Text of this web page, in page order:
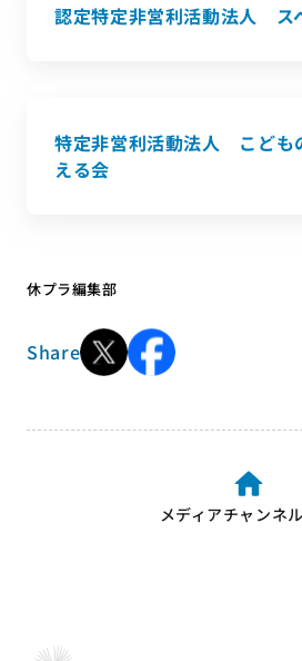
認定特定非営利活動法人 ス
特定非営利活動法人 こども
える会
休プラ編集部
Share
メディアチャンネ